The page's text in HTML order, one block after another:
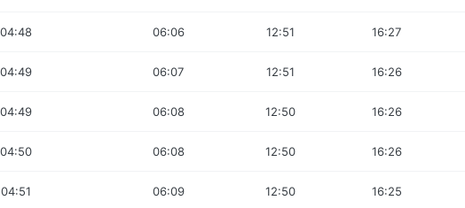
04:48 06:06 12:51 16:27
04:49 06:07 12:51 16:26
04:49 06:08 12:50 16:26
04:50 06:08 12:50 16:26
04:51 06:09 12:50 16:25